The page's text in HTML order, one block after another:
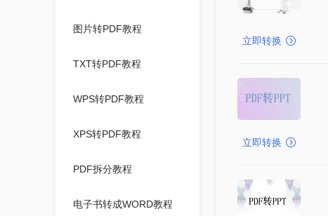
图片转PDF教程
TXT转PDF教程
WPS转PDF教程
XPS转PDF教程
PDF拆分教程
电子书转成WORD教程
立即转换
立即转换